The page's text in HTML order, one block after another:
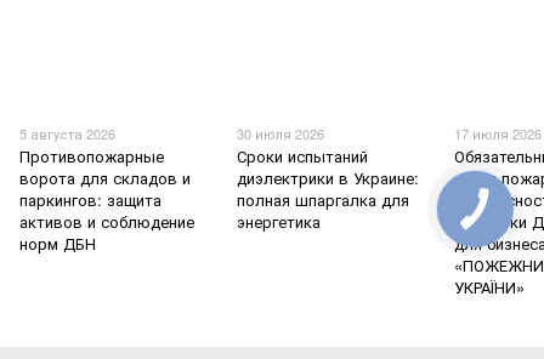
5 августа 2026
Противопожарные
ворота для складов и
паркингов: защита
активов и соблюдение
норм ДБН
30 июля 2026
Сроки испытаний
диэлектрики в Украине:
полная шпаргалка для
энергетика
17 июля 2026
знаки
проверки
для
УКРАЇНИ»